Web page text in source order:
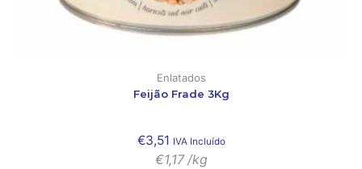
Enlatados
Feijão Frade 3Kg
€3,51 IVA Incluído
€1,17 /kg